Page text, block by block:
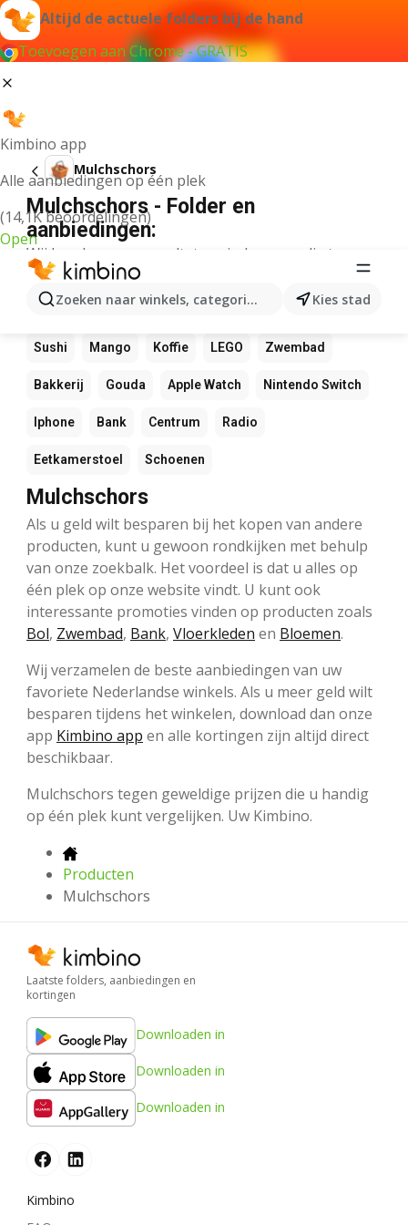
Altijd de actuele folders bij de hand
Toevoegen aan Chrome - GRATIS
Kimbino app
Alle aanbiedingen op één plek
(14,1K beoordelingen)
Open
Zoeken naar winkels, categorieën, producten...
Kies stad
Mulchschors
Mulchschors - Folder en
aanbiedingen:
Wij konden geen resultaten vinden voor die term.
Andere favoriete producten
NOS Rekenmachine Pizza
Sushi Mango Koffie LEGO Zwembad
Bakkerij Gouda Apple Watch Nintendo Switch
Iphone Bank Centrum Radio
Eetkamerstoel Schoenen
Mulchschors
Als u geld wilt besparen bij het kopen van andere
producten, kunt u gewoon rondkijken met behulp
van onze zoekbalk. Het voordeel is dat u alles op
één plek op onze website vindt. U kunt ook
interessante promoties vinden op producten zoals
Bol, Zwembad, Bank, Vloerkleden en Bloemen.
Wij verzamelen de beste aanbiedingen van uw
favoriete Nederlandse winkels. Als u meer geld wilt
besparen tijdens het winkelen, download dan onze
app Kimbino app en alle kortingen zijn altijd direct
beschikbaar.
Mulchschors tegen geweldige prijzen die u handig
op één plek kunt vergelijken. Uw Kimbino.
Producten
Mulchschors
Laatste folders, aanbiedingen en
kortingen
Downloaden in
Downloaden in
Downloaden in
Kimbino